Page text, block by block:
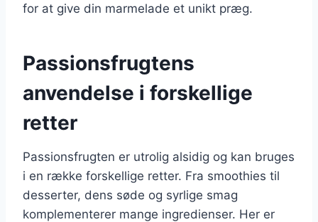
for at give din marmelade et unikt præg.
Passionsfrugtens
anvendelse i forskellige
retter
Passionsfrugten er utrolig alsidig og kan bruges
i en række forskellige retter. Fra smoothies til
desserter, dens søde og syrlige smag
komplementerer mange ingredienser. Her er